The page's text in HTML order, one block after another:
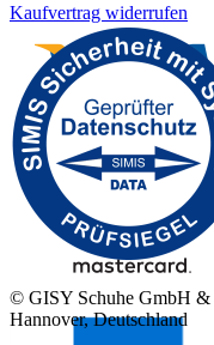
Kaufvertrag widerrufen
© GISY Schuhe GmbH &
Hannover, Deutschland